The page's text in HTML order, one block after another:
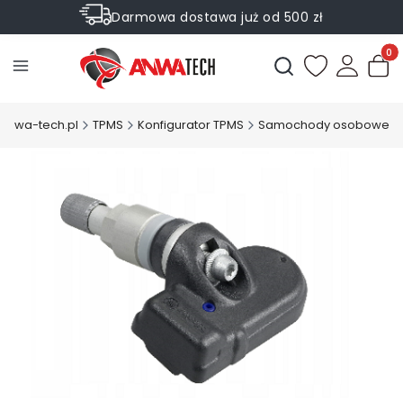
Darmowa dostawa już od 500 zł
Sprawdź Rabaty na wybrane produkty
Otwórz
tech.pl TPMS Konfigurator TPMS Samochody osobowe